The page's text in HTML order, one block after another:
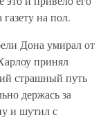
на пол.
Дона умирал от
принял
страшный путь
держась за
и шутил с